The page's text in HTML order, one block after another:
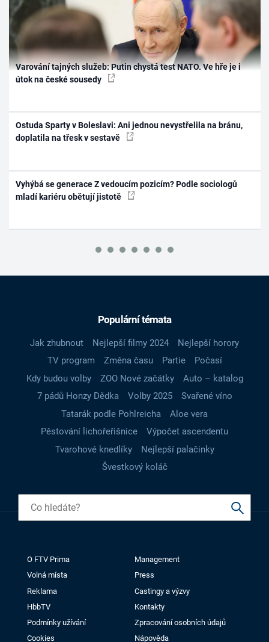
Varování tajných služeb: Putin chystá test NATO. Ve hře je i
útok na české sousedy
Ostuda Sparty v Boleslavi: Ani jednou nevystřelila na bránu,
doplatila na třesk v sestavě
Vyhýbá se generace Z vedoucím pozicím? Podle sociologů
mladí kariéru obětují jistotě
Populární témata
Jak zhubnout Nejlepší filmy 2024
Nejlepší horory
TV program
Změna času Partie
Počasí
Kdy budou volby
ZOO Nové začátky
Auto – katalog
7 pádů Honzy Dědka
Volby 2025
Svařené víno
Tatarák podle Pohlreicha
Aloe vera
Pěstování lichořeřišnice
Výpočet ascendentu
Tvarohové knedlíky
Nejlepší palačinky
Švestkový koláč
O FTV Prima
Management
Volná místa
Press
Reklama
Castingy a výzvy
HbbTV
Kontakty
Podmínky užívání
Zpracování osobních údajů
Cookies
Nápověda